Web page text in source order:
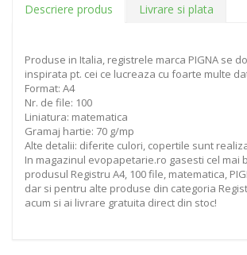
Descriere produs Livrare si plata
Produse in Italia, registrele marca PIGNA se
inspirata pt. cei ce lucreaza cu foarte multe
Format: A4
Nr. de file: 100
Liniatura: matematica
Gramaj hartie: 70 g/mp
Alte detalii: diferite culori, copertile sunt
In magazinul evopapetarie.ro gasesti cel mai
produsul Registru A4, 100 file, matematica,
dar si pentru alte produse din categoria
acum si ai livrare gratuita direct din stoc!